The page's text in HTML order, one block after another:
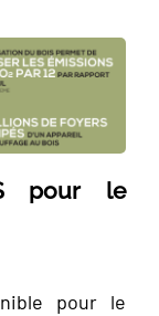
pour le
pour le